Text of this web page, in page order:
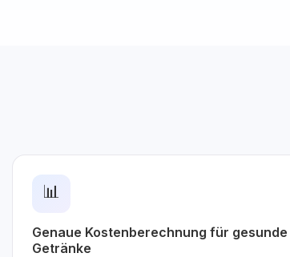
📊
Genaue Kostenberechnung für gesunde
Getränke